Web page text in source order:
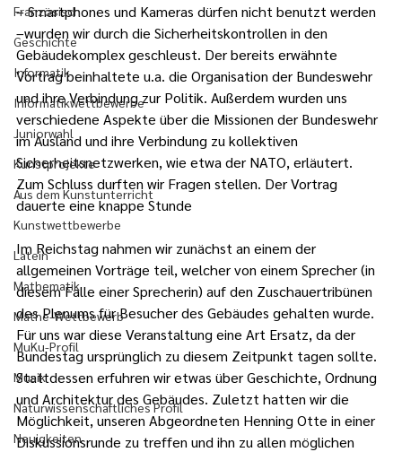
Französisch
Geschichte
Informatik
Informatikwettbewerbe
Juniorwahl
Kunstprojekte
Aus dem Kunstunterricht
Kunstwettbewerbe
Latein
Mathematik
Mathe-Wettbewerb
MuKu-Profil
Musik
Naturwissenschaftliches Profil
Neuigkeiten
– Smartphones und Kameras dürfen nicht benutzt werden
–wurden wir durch die Sicherheitskontrollen in den
Gebäudekomplex geschleust. Der bereits erwähnte
Vortrag beinhaltete u.a. die Organi­sation der Bundes­wehr
und ihre Verbindung zur Politik. Außerdem wurden uns
verschiedene Aspekte über die Missionen der Bundeswehr
im Ausland und ihre Verbindung zu kollektiven
Sicherheitsnetzwerken, wie etwa der NATO, erläutert.
Zum Schluss durften wir Fragen stellen. Der Vortrag
dauerte eine knappe Stunde
Im Reichstag nahmen wir zunächst an einem der
allgemeinen Vorträge teil, welcher von einem Sprecher (in
diesem Falle einer Sprecherin) auf den Zuschauertribünen
des Plenums für Besucher des Gebäudes gehalten wurde.
Für uns war diese Veranstaltung eine Art Ersatz, da der
Bundestag ursprünglich zu diesem Zeitpunkt tagen sollte.
Stattdessen erfuhren wir etwas über Geschichte, Ordnung
und Architektur des Gebäudes. Zuletzt hatten wir die
Möglichkeit, unseren Abgeordneten Henning Otte in einer
Diskussionsrunde zu treffen und ihn zu allen möglichen